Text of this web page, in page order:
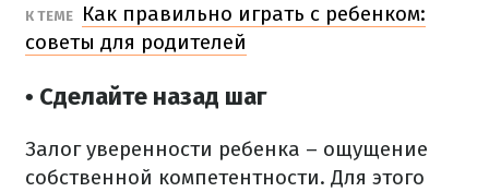
К ТЕМЕ
Как правильно играть с ребенком:
советы для родителей
• Сделайте назад шаг
Залог уверенности ребенка – ощущение
собственной компетентности. Для этого